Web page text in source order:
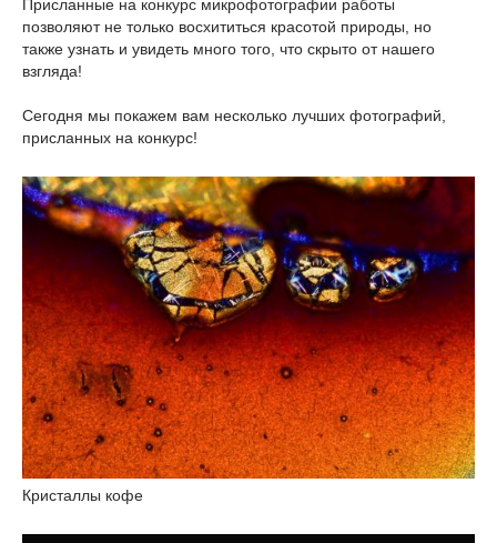
Присланные на конкурс микрофотографии работы
позволяют не только восхититься красотой природы, но
также узнать и увидеть много того, что скрыто от нашего
взгляда!
Сегодня мы покажем вам несколько лучших фотографий,
присланных на конкурс!
Кристаллы кофе